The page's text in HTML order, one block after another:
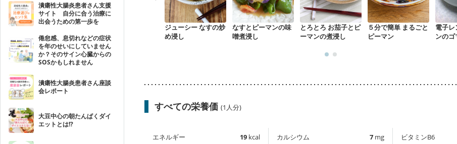
潰瘍性大腸炎患者さん支援
サイト 自分に合う治療に
出会うための第一歩を
倦怠感、息切れなどの症状
を年のせいにしていません
か？そのサイン心臓からの
SOSかもしれません
潰瘍性大腸炎患者さん座談
会レポート
大豆中心の朝たんぱくダイ
エットとは!?
ジューシー なすの炒
め浸し
なすとピーマンの味
噌煮浸し
とろとろ お茄子とピ
ーマンの煮浸し
５分で簡単 まるごと
ピーマン
電子
ンのゴ
すべての栄養価 (1人分)
エネルギー 19 kcal
カルシウム 7 mg
ビタミンB6